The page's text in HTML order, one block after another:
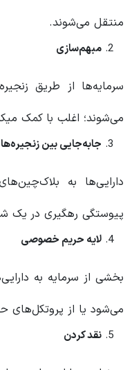
منتقل می‌شوند.
مبهم‌سازی
سرمایه‌ها از طریق
می‌شوند؛ اغلب با کمک
جابه‌جایی بین زنجیره‌ها
دارایی‌ها به
پیوستگی رهگیری در یک
لایه حریم خصوصی
بخشی از سرمایه به
می‌شود یا از
نقد کردن